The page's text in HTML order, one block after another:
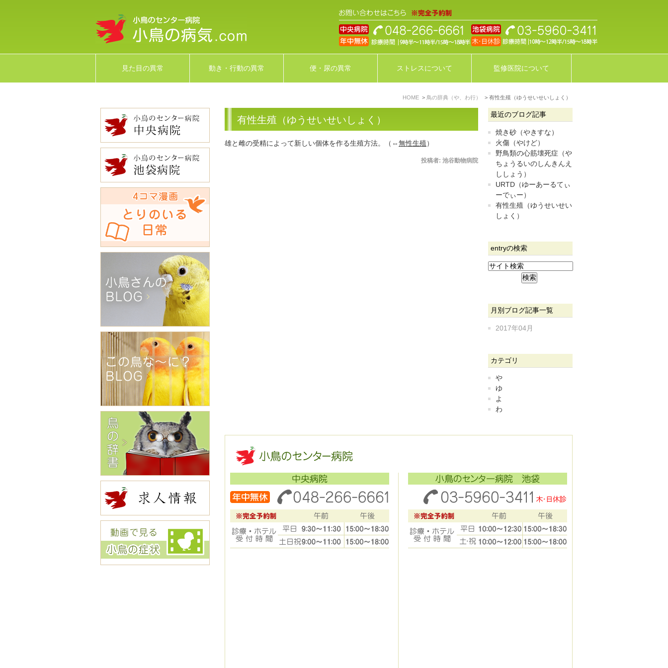
見た目の異常 動き・行動の異常 便・尿の異常 ストレスについて 監修医院について
HOME 鳥の辞典（や、わ行） 有性生殖（ゆうせいせいしょく）
有性生殖（ゆうせいせいしょく）
雄と雌の受精によって新しい個体を作る生殖方法。（⇔ 無性生殖 ）
投稿者: 池谷動物病院
最近のブログ記事
焼き砂（やきすな）
火傷（やけど）
野鳥類の心筋壊死症（や
ちょうるいのしんきんえ
ししょう）
URTD（ゆーあーるてぃ
ーでぃー）
有性生殖（ゆうせいせい
しょく）
entryの検索
月別ブログ記事一覧
2017年04月
カテゴリ
や
ゆ
よ
わ